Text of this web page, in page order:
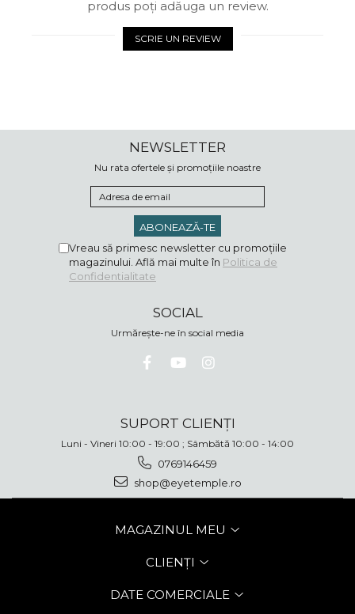
produs poți adăuga un review.
SCRIE UN REVIEW
NEWSLETTER
Nu rata ofertele și promoțiile noastre
Vreau să primesc newsletter cu promoțiile
magazinului. Află mai multe în Politica de
Confidentialitate
SOCIAL
Urmărește-ne în social media
SUPORT CLIENȚI
Luni - Vineri 10:00 - 19:00 ; Sâmbătă 10:00 - 14:00
0769146459
shop@eyetemple.ro
MAGAZINUL MEU
CLIENȚI
DATE COMERCIALE